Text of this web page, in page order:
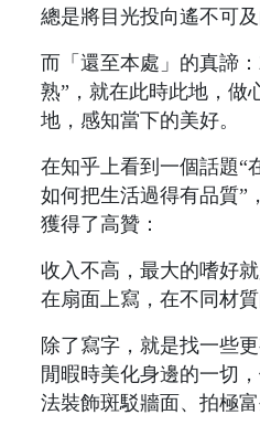
總是將目光投向遙不可及
而「還至本處」的真諦
熟”，就在此時此地，做
地，感知當下的美好。
在知乎上看到一個話題“
如何把生活過得有品質”
獲得了高贊：
收入不高，最大的嗜好
在扇面上寫，在不同材質
除了寫字，就是找一些
閒暇時美化身邊的一切
法裝飾斑駁牆面、拍極